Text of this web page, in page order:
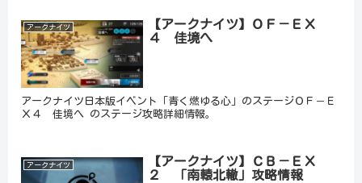
アークナイツ
【アークナイツ】ＯＦ－ＥＸ
４ 佳境へ
アークナイツ日本版イベント「青く燃ゆる心」のステージＯＦ－Ｅ
Ｘ４ 佳境へ のステージ攻略詳細情報。
アークナイツ
【アークナイツ】ＣＢ－ＥＸ
２ 「南轅北轍」攻略情報